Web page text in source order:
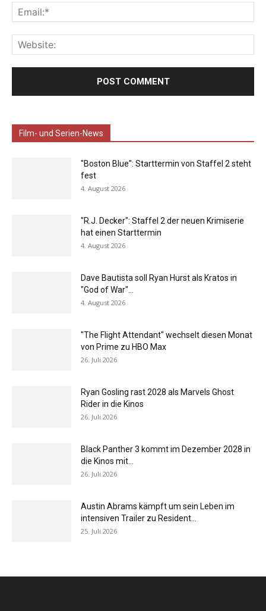
Film- und Serien-News
"Boston Blue": Starttermin von Staffel 2 steht
fest
4. August 2026
"R.J. Decker": Staffel 2 der neuen Krimiserie
hat einen Starttermin
4. August 2026
Dave Bautista soll Ryan Hurst als Kratos in
"God of War"...
4. August 2026
"The Flight Attendant" wechselt diesen Monat
von Prime zu HBO Max
26. Juli 2026
Ryan Gosling rast 2028 als Marvels Ghost
Rider in die Kinos
26. Juli 2026
Black Panther 3 kommt im Dezember 2028 in
die Kinos mit...
26. Juli 2026
Austin Abrams kämpft um sein Leben im
intensiven Trailer zu Resident...
25. Juli 2026